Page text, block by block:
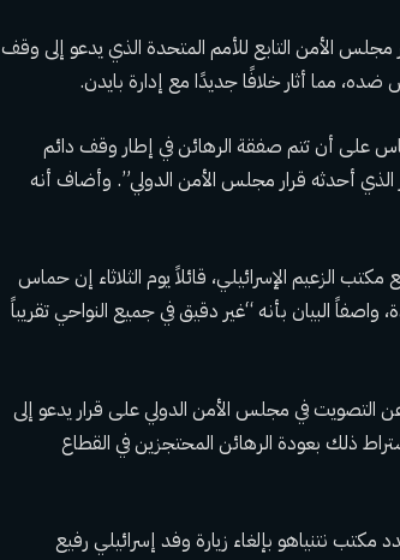
الأمن التابع للأمم المتحدة الذي يدعو إلى وقف
مما أثار خلافًا جديدًا مع إدارة بايدن.
على أن تتم صفقة الرهائن في إطار وقف دائم
الذي أحدثه قرار مجلس الأمن الدولي”. وأضاف أنه
الزعيم الإسرائيلي، قائلاً يوم الثلاثاء إن حماس
واصفاً البيان بأنه “غير دقيق في جميع النواحي تقريباً
عن التصويت في مجلس الأمن الدولي على قرار يدعو إلى
ذلك بعودة الرهائن المحتجزين في القطاع
نتنياهو بإلغاء زيارة وفد إسرائيلي رفيع